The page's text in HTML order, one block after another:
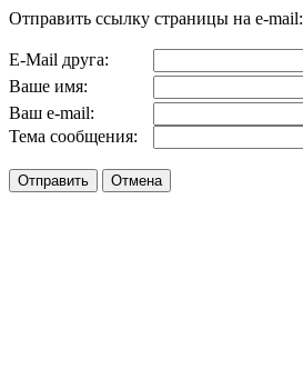
Отправить ссылку страницы на e-mail:
E-Mail друга:
Ваше имя:
Ваш e-mail:
Тема сообщения: